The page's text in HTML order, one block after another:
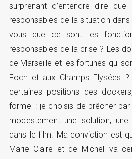
surprenant d’entendre dire
responsables de la situation
vous que ce sont les
responsables de la crise ? Les
de Marseille et les fortunes qui
Foch et aux Champs Elysées
certaines positions des
formel : je choisis de prêcher
modestement une solution,
dans le film. Ma conviction est
Marie Claire et de Michel va